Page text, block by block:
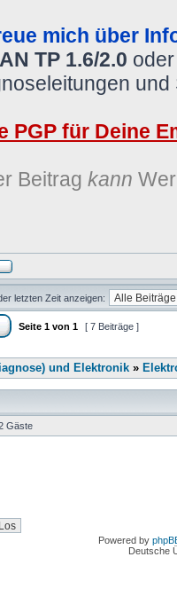
mich über
TP 1.6/2.0
PGP für Deine
Beitrag kann
letzten Zeit anzeigen:
Seite 1 von 1 [ 7 Beiträge ]
und Elektronik »
Gäste
Powered by
Deutsche